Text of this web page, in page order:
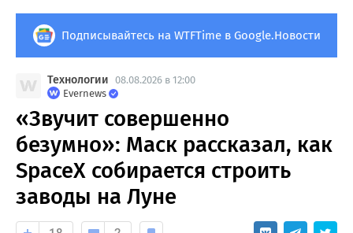
Подписывайтесь на WTFTime в Google.Новости
Технологии 08.08.2026 в 12:00
Evernews
«Звучит совершенно
безумно»: Маск рассказал, как
SpaceX собирается строить
заводы на Луне